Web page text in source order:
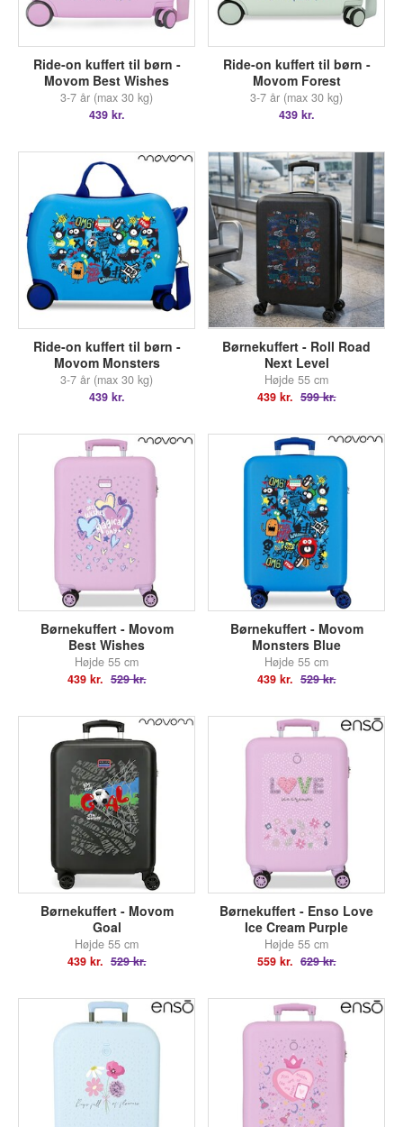
Ride-on kuffert til børn -
Movom Best Wishes
3-7 år (max 30 kg)
439 kr.
Ride-on kuffert til børn -
Movom Forest
3-7 år (max 30 kg)
439 kr.
Ride-on kuffert til børn -
Movom Monsters
3-7 år (max 30 kg)
439 kr.
Børnekuffert - Roll Road
Next Level
Højde 55 cm
439 kr. 599 kr.
Børnekuffert - Movom
Best Wishes
Højde 55 cm
439 kr. 529 kr.
Børnekuffert - Movom
Monsters Blue
Højde 55 cm
439 kr. 529 kr.
Børnekuffert - Movom
Goal
Højde 55 cm
439 kr. 529 kr.
Børnekuffert - Enso Love
Ice Cream Purple
Højde 55 cm
559 kr. 629 kr.